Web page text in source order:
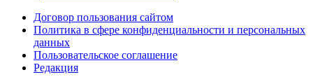
Договор пользования сайтом
Политика в сфере конфиденциальности и персональных
данных
Пользовательское соглашение
Редакция